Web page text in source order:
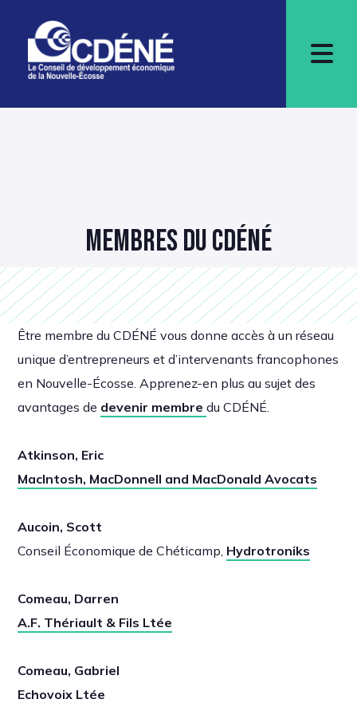
MEMBRES DU CDÉNÉ
Être membre du CDÉNÉ vous donne accès à un réseau
unique d’entrepreneurs et d’intervenants francophones
en Nouvelle-Écosse. Apprenez-en plus au sujet des
avantages de devenir membredu CDÉNÉ.
Atkinson, Eric
MacIntosh, MacDonnell and MacDonald Avocats
Aucoin, Scott
Conseil Économique de Chéticamp, Hydrotroniks
Comeau, Darren
A.F. Thériault & Fils Ltée
Comeau, Gabriel
Echovoix Ltée